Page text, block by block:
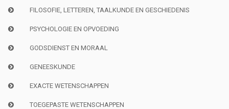
FILOSOFIE, LETTEREN, TAALKUNDE EN GESCHIEDENIS
PSYCHOLOGIE EN OPVOEDING
GODSDIENST EN MORAAL
GENEESKUNDE
EXACTE WETENSCHAPPEN
TOEGEPASTE WETENSCHAPPEN